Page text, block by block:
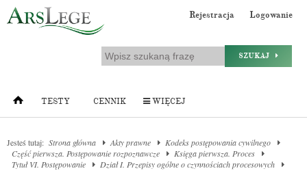
Rejestracja Logowanie
SZUKAJ
TESTY CENNIK WIĘCEJ
Jesteś tutaj: Strona główna Akty prawne
Kodeks postępowania cywilnego
Część pierwsza. Postępowanie rozpoznawcze
Księga pierwsza. Proces
Tytuł VI. Postępowanie
Dział I. Przepisy ogólne o czynnościach procesowych